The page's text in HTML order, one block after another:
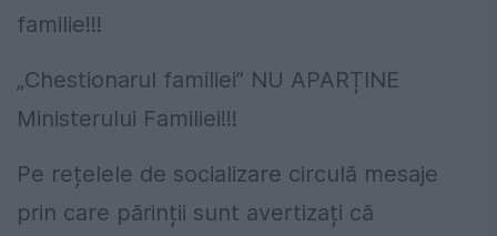
familie!!!
„Chestionarul familiei” NU APARȚINE
Ministerului Familiei!!!
Pe rețelele de socializare circulă mesaje
prin care părinții sunt avertizați că